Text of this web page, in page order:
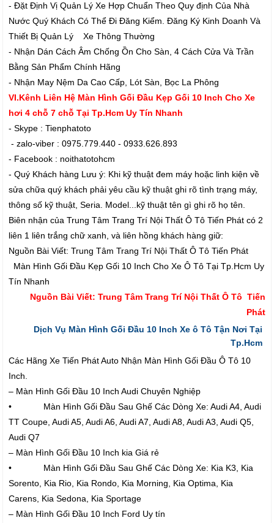
- Đặt Định Vị Quản Lý Xe Hợp Chuẩn Theo Quy định Của Nhà
Nước Quý Khách Có Thể Đi Đăng Kiểm. Đăng Ký Kinh Doanh Và
Thiết Bị Quản Lý Xe Thông Thường
- Nhận Dán Cách Âm Chống Ồn Cho Sàn, 4 Cách Cửa Và Trần
Bằng Sản Phẩm Chính Hãng
- Nhận May Nệm Da Cao Cấp, Lót Sàn, Bọc La Phông
VI.Kênh Liên Hệ Màn Hình Gối Đầu Kẹp Gối 10 Inch Cho Xe
hơi 4 chỗ 7 chỗ Tại Tp.Hcm Uy Tín Nhanh
- Skype : Tienphatoto
- zalo-viber : 0975.779.440 - 0933.626.893
- Facebook : noithatotohcm
- Quý Khách hàng Lưu ý: Khi kỹ thuật đem máy hoặc linh kiện về
sửa chữa quý khách phải yêu cầu kỹ thuật ghi rõ tình trạng máy,
thông số kỹ thuật, Seria. Model...kỹ thuật tên gì ghi rõ họ tên.
Biên nhận của Trung Tâm Trang Trí Nội Thất Ô Tô Tiến Phát có 2
liên 1 liên trắng chữ xanh, và liên hồng khách hàng giữ:
Nguồn Bài Viết: Trung Tâm Trang Trí Nội Thất Ô Tô Tiến Phát
Màn Hình Gối Đầu Kẹp Gối 10 Inch Cho Xe Ô Tô Tại Tp.Hcm Uy
Tín Nhanh
Nguồn Bài Viết: Trung Tâm Trang Trí Nội Thất Ô Tô Tiến
Phát
Dịch Vụ Màn Hình Gối Đầu 10 Inch Xe ô Tô Tận Nơi Tại
Tp.Hcm
Các Hãng Xe Tiến Phát Auto Nhận Màn Hình Gối Đầu Ô Tô 10
Inch.
– Màn Hình Gối Đầu 10 Inch Audi Chuyên Nghiệp
• Màn Hình Gối Đầu Sau Ghế Các Dòng Xe: Audi A4, Audi
TT Coupe, Audi A5, Audi A6, Audi A7, Audi A8, Audi A3, Audi Q5,
Audi Q7
– Màn Hình Gối Đầu 10 Inch kia Giá rẻ
• Màn Hình Gối Đầu Sau Ghế Các Dòng Xe: Kia K3, Kia
Sorento, Kia Rio, Kia Rondo, Kia Morning, Kia Optima, Kia
Carens, Kia Sedona, Kia Sportage
– Màn Hình Gối Đầu 10 Inch Ford Uy tín